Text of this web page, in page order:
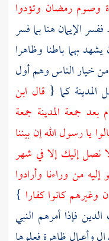
وصوم رمضان وتؤدوا
الإيمان هنا بما فسر
يشهد بهما باطنا وظاهرا
من خيار الناس وهم أول
المدينة كما { قال ابن
بعد جمعة المدينة جمعة
يا رسول الله إن بيننا
نصل إليك إلا في شهر
من وراءنا وأرادوا
وغيرهم كانوا كفارا }
فإذا أمرهم النبي